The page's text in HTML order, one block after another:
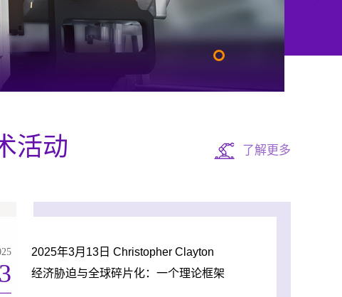
活动 了解更多
2025年3月13日 Christopher Clayton
经济胁迫与全球碎片化：一个理论框架